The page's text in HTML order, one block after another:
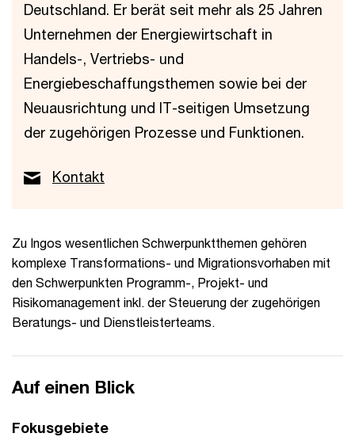
Deutschland. Er berät seit mehr als 25 Jahren
Unternehmen der Energiewirtschaft in
Handels-, Vertriebs- und
Energiebeschaffungsthemen sowie bei der
Neuausrichtung und IT-seitigen Umsetzung
der zugehörigen Prozesse und Funktionen.
Kontakt
Zu Ingos wesentlichen Schwerpunktthemen gehören
komplexe Transformations- und Migrationsvorhaben mit
den Schwerpunkten Programm-, Projekt- und
Risikomanagement inkl. der Steuerung der zugehörigen
Beratungs- und Dienstleisterteams.
Auf einen Blick
Fokusgebiete